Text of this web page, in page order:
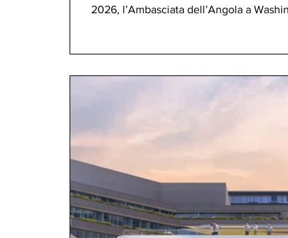
2026, l’Ambasciata dell’Angola a